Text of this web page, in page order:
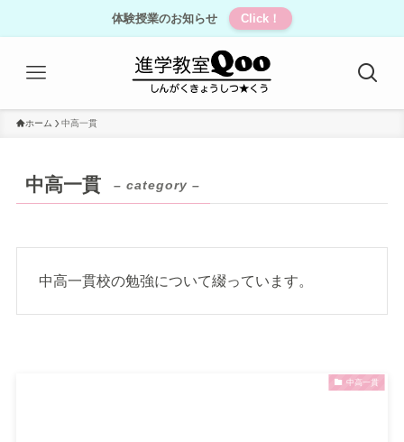
体験授業のお知らせ Click！
ホーム 中高一貫
中高一貫 – category –
中高一貫校の勉強について綴っています。
中高一貫